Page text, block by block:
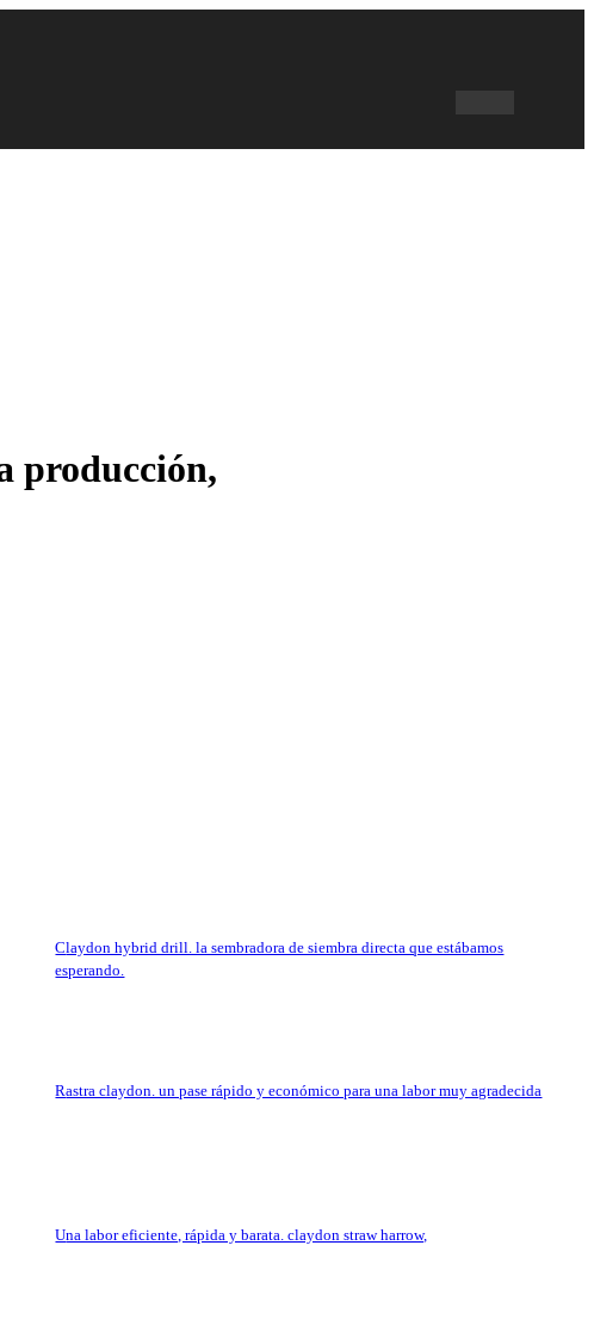
producción,
claydon hybrid drill. la sembradora de siembra directa que estábamos
esperando.
rastra claydon. un pase rápido y económico para una labor muy agradecida
una labor eficiente, rápida y barata. claydon straw harrow,